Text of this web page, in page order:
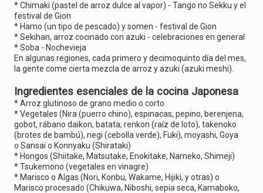
* Chimaki (pastel de arroz dulce al vapor) - Tango no Sekku y el
festival de Gion
* Hamo (un tipo de pescado) y somen - festival de Gion
* Sekihan, arroz cocinado con azuki - celebraciones en general
* Soba - Nochevieja
En algunas regiones, cada primero y decimoquinto día del mes,
la gente come cierta mezcla de arroz y azuki (azuki meshi).
Ingredientes esenciales de la cocina Japonesa
* Arroz glutinoso de grano medio o corto
* Vegetales (Nira (puerro chino), espinacas, pepino, berenjena,
gobot, rábano daikon, batata, renkon (raíz de loto), takenoko
(brotes de bambú), negi (cebolla verde), Fuki), moyashi, Goya
o Sansai o Konnyaku (Shirataki)
* Hongos (Shiitake, Matsutake, Enokitake, Nameko, Shimeji)
* Tsukemono (vegetales en vinagre)
* Marisco o Algas (Nori, Konbu, Wakame, Hijiki, y otras) o
Marisco procesado (Chikuwa, Niboshi, sepia seca, Kamaboko,